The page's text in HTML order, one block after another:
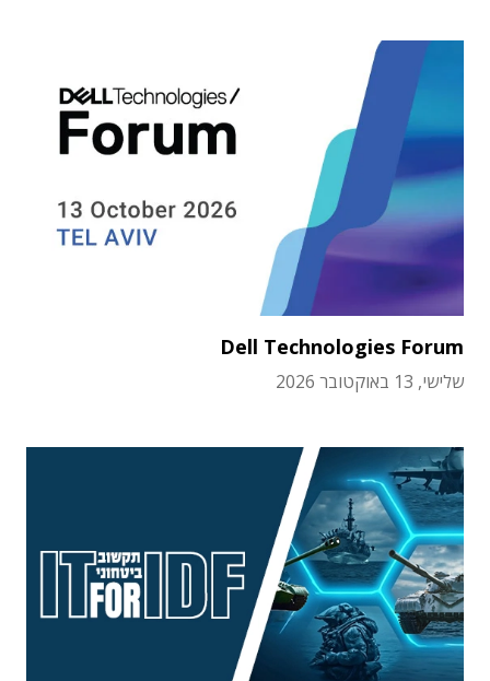
Dell Technologies Forum
שלישי, 13 באוקטובר 2026